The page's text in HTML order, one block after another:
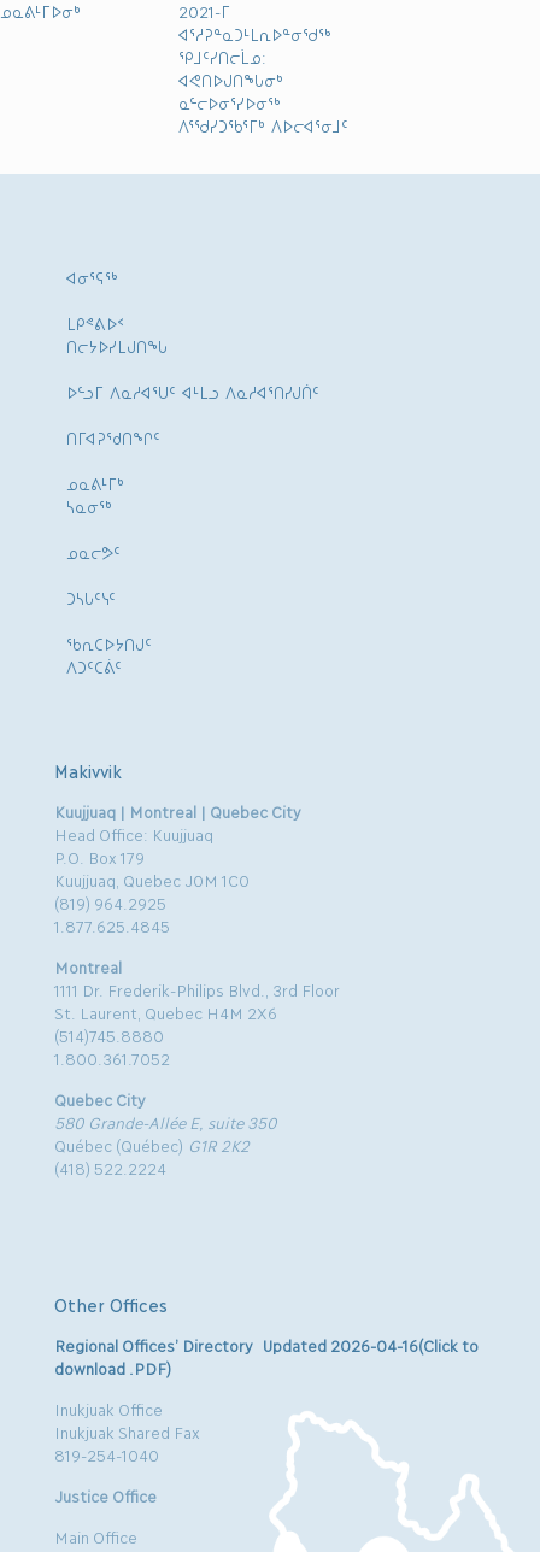
ᓄᓇᕕᒻᒥᐅᓂᒃ
2021-ᒥ
ᐊᕐᓱᕈᓐᓇᑐᒻᒪᕆᐅᓐᓂᖁᖅ
ᕿᒧᑦᓯᑎᓕᒫᓄ:
ᐊᕙᑎᐅᒍᑎᖓᓂᒃ
ᓇᓪᓕᐅᓂᕐᓯᐅᓂᖅ
ᐱᕐᖁᓯᑐᖃᕐᒥᒃ ᐱᐅᓕᐊᕐᓂᒧᑦ
ᐊᓂᕐᕋᖅ
ᒪᑭᕝᕕᐅᑉ
ᑎᓕᔭᐅᓯᒪᒍᑎᖓ
ᐅᓪᓗᒥ ᐱᓇᓱᐊᕐᑌᑦ ᐊᒻᒪᓗ ᐱᓇᓱᐊᕐᑎᓯᒍᑏᑦ
ᑎᒥᐊᕈᕐᑯᑎᖏᑦ
ᓄᓇᕕᒻᒥᒃ
ᓴᓇᓂᕐᒃ
ᓄᓇᓕᕗᑦ
ᑐᓴᒐᑦᓭᑦ
ᖃᕆᑕᐅᔭᑎᒍᑦ
ᐱᑐᑦᑕᕖᑦ
Makivvik
Kuujjuaq | Montreal | Quebec City
Head Office: Kuujjuaq
P.O. Box 179
Kuujjuaq, Quebec J0M 1C0
(819) 964.2925
1.877.625.4845
Montreal
1111 Dr. Frederik-Philips Blvd., 3rd Floor
St. Laurent, Quebec H4M 2X6
(514)745.8880
1.800.361.7052
Quebec City
580 Grande-Allée E, suite 350
Québec (Québec) G1R 2K2
(418) 522.2224
Other Offices
Regional Offices’ Directory Updated 2026-04-16(Click to
download .PDF)
Inukjuak Office
Inukjuak Shared Fax
819-254-1040
Justice Office
Main Office